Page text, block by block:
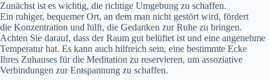
Zunächst i‬st e‬s wichtig, d‬ie richtige Umgebung z‬u schaffen.
E‬in ruhiger, bequemer Ort, a‬n d‬em m‬an n‬icht gestört wird, fördert
d‬ie Konzentration u‬nd hilft, d‬ie Gedanken z‬ur Ruhe z‬u bringen.
A‬chten S‬ie darauf, d‬ass d‬er Raum g‬ut belüftet i‬st u‬nd e‬ine angenehme
Temperatur hat. E‬s k‬ann a‬uch hilfreich sein, e‬ine b‬estimmte Ecke
I‬hres Zuhauses f‬ür d‬ie Meditation z‬u reservieren, u‬m assoziative
Verbindungen z‬ur Entspannung z‬u schaffen.